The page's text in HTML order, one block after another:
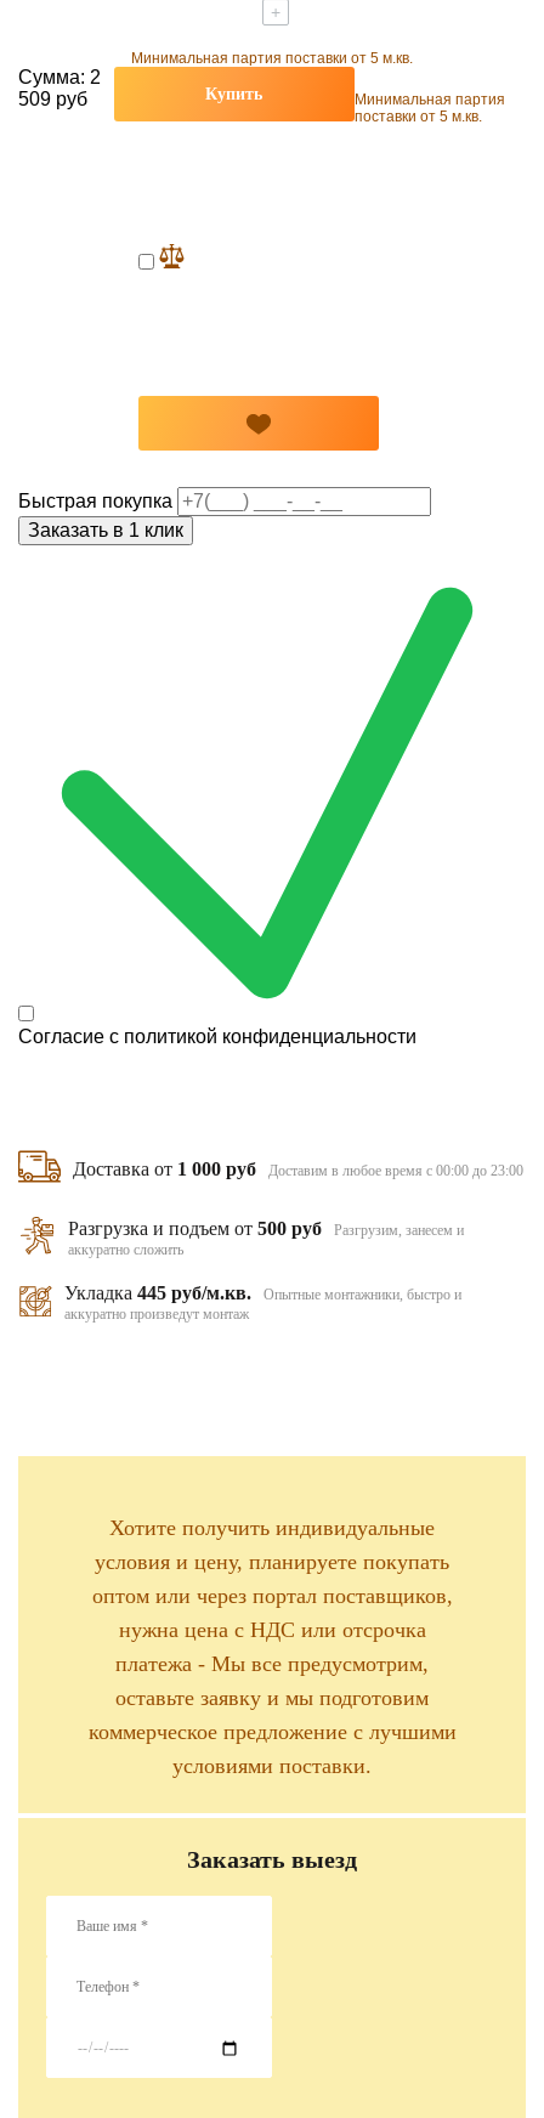
+
Минимальная партия поставки от 5 м.кв.
Сумма: 2
509 руб
Купить
Минимальная партия
поставки от 5 м.кв.
Быстрая покупка
Согласие с политикой конфиденциальности
Доставка от 1 000 руб Доставим в любое время с 00:00 до 23:00
Разгрузка и подъем от500 руб
Разгрузим, занесем и
аккуратно сложить
Укладка 445 руб/м.кв.
Опытные монтажники, быстро и
аккуратно произведут монтаж
Хотите получить индивидуальные
условия и цену, планируете покупать
оптом или через портал поставщиков,
нужна цена с НДС или отсрочка
платежа - Мы все предусмотрим,
оставьте заявку и мы подготовим
коммерческое предложение с лучшими
условиями поставки.
Заказать выезд